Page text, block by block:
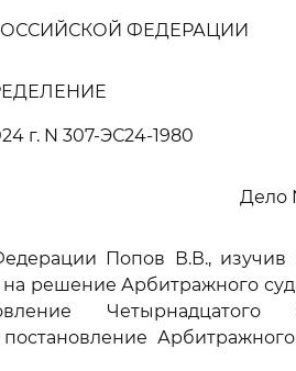
ФЕДЕРАЦИИ
г. N 307-ЭС24-1980
Дело
Попов В.В., изучив
решение Арбитражного
Четырнадцатого